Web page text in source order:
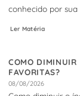
conhecido por sua
Ler Matéria
COMO DIMINUIR
FAVORITAS?
08/08/2026